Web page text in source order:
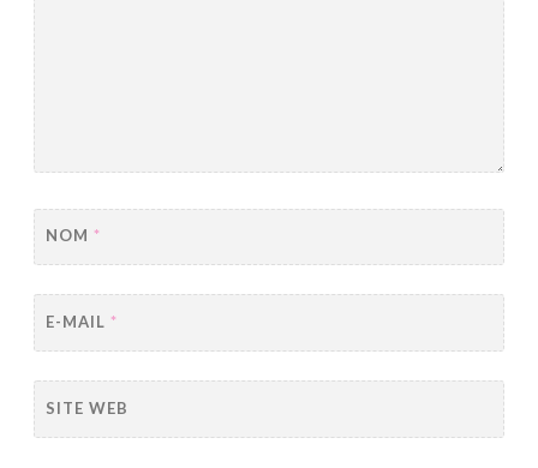
NOM *
E-MAIL *
SITE WEB